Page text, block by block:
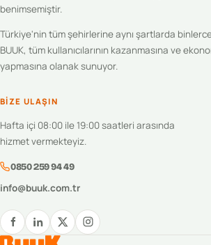
benimsemiştir.
Türkiye'nin tüm şehirlerine aynı şartlarda
BUUK, tüm kullanıcılarının kazanmasına ve
yapmasına olanak sunuyor.
BIZE ULAŞIN
Hafta içi 08:00 ile 19:00 saatleri arasında
hizmet vermekteyiz.
0850 259 94 49
info@buuk.com.tr